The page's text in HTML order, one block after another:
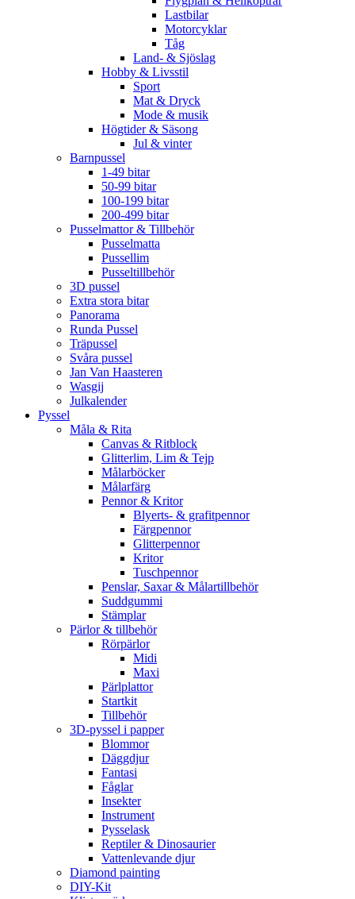
Lastbilar
Motorcyklar
Tåg
Land- & Sjöslag
Hobby & Livsstil
Sport
Mat & Dryck
Mode & musik
Högtider & Säsong
Jul & vinter
Barnpussel
1-49 bitar
50-99 bitar
100-199 bitar
200-499 bitar
Pusselmattor & Tillbehör
Pusselmatta
Pussellim
Pusseltillbehör
3D pussel
Extra stora bitar
Panorama
Runda Pussel
Träpussel
Svåra pussel
Jan Van Haasteren
Wasgij
Julkalender
Pyssel
Måla & Rita
Canvas & Ritblock
Glitterlim, Lim & Tejp
Målarböcker
Målarfärg
Pennor & Kritor
Blyerts- & grafitpennor
Färgpennor
Glitterpennor
Kritor
Tuschpennor
Penslar, Saxar & Målartillbehör
Suddgummi
Stämplar
Pärlor & tillbehör
Rörpärlor
Midi
Maxi
Pärlplattor
Startkit
Tillbehör
3D-pyssel i papper
Blommor
Däggdjur
Fantasi
Fåglar
Insekter
Instrument
Pysselask
Reptiler & Dinosaurier
Vattenlevande djur
Diamond painting
DIY-Kit